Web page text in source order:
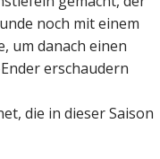
noch mit einem
um danach einen
erschaudern
die in dieser Saison